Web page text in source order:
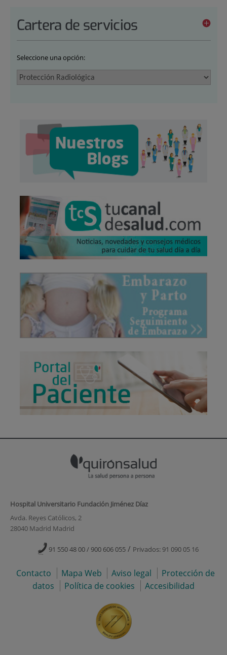
Cartera de servicios
Seleccione una opción:
Hospital Universitario Fundación Jiménez Díaz
Avda. Reyes Católicos, 2
28040 Madrid Madrid
91 550 48 00 / 900 606 055 / Privados: 91 090 05 16
Contacto Mapa Web Aviso legal
Protección de
datos
Política de cookies Accesibilidad